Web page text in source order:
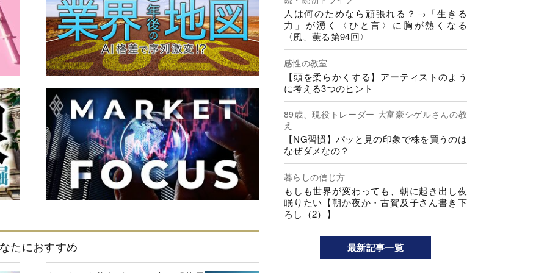
たにおすすめ
人は何のためなら頑張れる？→「生きる
力」が湧く〈ひと言〉に胸が熱くなる
〈風、薫る第94回〉
感性の教室
【頭を柔らかくする】アーティストのよう
に考える3つのヒント
89歳、現役トレーダー 大富豪シゲルさんの教
え
【NG習慣】パッと見の印象で株を買うのは
なぜダメなの？
暮らしの信じ方
もしも世界が変わっても、朝に起き出し夜
眠りたい【朝か夜か・古賀及子さん書き下
ろし（2）】
最新記事一覧